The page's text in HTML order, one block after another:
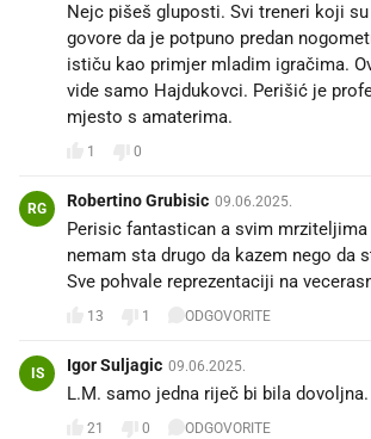
Nejc pišeš gluposti. Svi treneri koji
govore da je potpuno predan
ističu kao primjer mladim igračima.
vide samo Hajdukovci. Perišić je
mjesto s amaterima.
1 0
RG Robertino Grubisic 09.06.2025.
Perisic fantastican a svim
nemam sta drugo da kazem nego da
Sve pohvale reprezentaciji na
13 1 ODGOVORITE
IS Igor Suljagic 09.06.2025.
L.M. samo jedna riječ bi bila dovoljna.
21 0 ODGOVORITE